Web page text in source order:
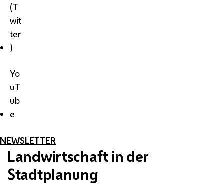
(T
wit
ter
)
Yo
uT
ub
e
NEWSLETTER
Landwirtschaft in der
Stadtplanung